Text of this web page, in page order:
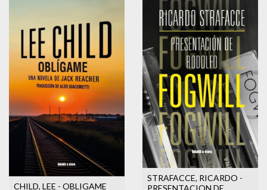
CHILD, LEE - OBLIGAME
STRAFACCE, RICARDO -